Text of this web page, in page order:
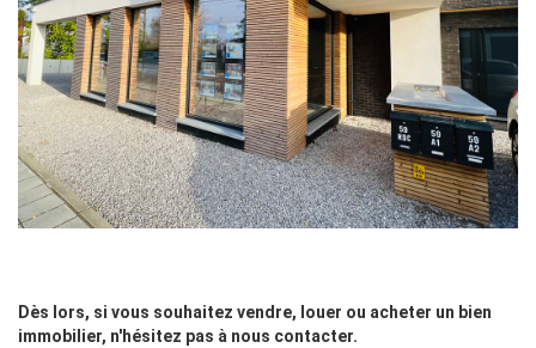
Dès lors, si vous souhaitez vendre, louer ou acheter un bien
immobilier, n'hésitez pas à nous contacter.